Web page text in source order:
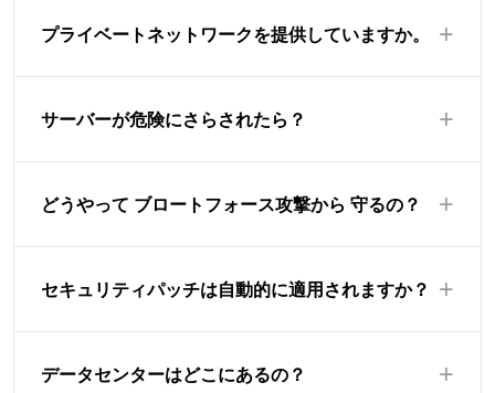
プライアンス文書については、私たちのチームに連絡
から別の物理的な場所に保存されます。自動バックア
ョットを作成できます。
プライベートネットワークを提供していますか。 +
ら完全に隔離されたプライベートネットワークを作成
ん。これはデータベースサーバや内部 API にとって理
サーバーが危険にさらされたら？ +
ら隔離し、通知します。我々のサポートチームは、調
事件後のレポートも提供します。
どうやって ブロートフォース攻撃から 守るの？ +
ブロックするための fail2ban が予め設定されていま
認証を有効にして、SSH キーのみの認証を使用するこ
セキュリティパッチは自動的に適用されますか？ +
期的に更新されます。あなたは、実行中のサーバにア
データセンターはどこにあるの？ +